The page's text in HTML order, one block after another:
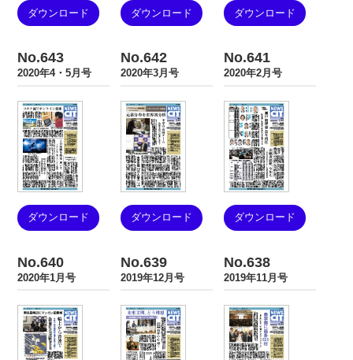
ダウンロード ダウンロード ダウンロード
No.643
2020年4・5月号
ダウンロード
No.642
2020年3月号
ダウンロード
No.641
2020年2月号
ダウンロード
No.640
2020年1月号
No.639
2019年12月号
No.638
2019年11月号